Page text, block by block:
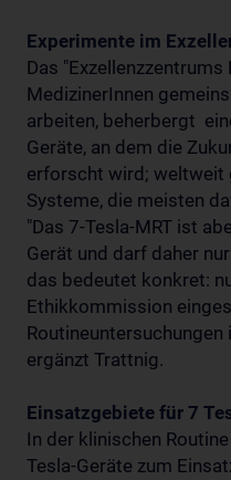
Experimente im
Das
MedizinerInnen
arbeiten, beherbergt
Geräte, an dem die
erforscht wird; weltweit
Systeme, die meisten
"Das 7-Tesla-MRT ist
Gerät und darf daher
das bedeutet konkret:
Ethikkommission
Routineuntersuchungen
ergänzt Trattnig.
Einsatzgebiete für 7
In der klinischen
Tesla-Geräte zum